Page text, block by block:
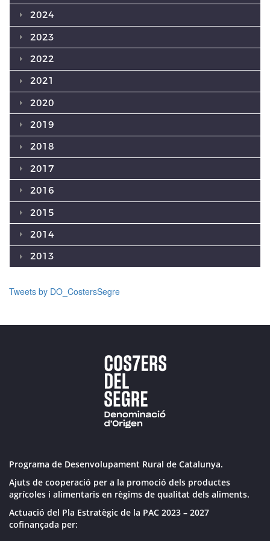
2024
2023
2022
2021
2020
2019
2018
2017
2016
2015
2014
2013
Tweets by DO_CostersSegre
Programa de Desenvolupament Rural de Catalunya.
Ajuts de cooperació per a la promoció dels productes
agrícoles i alimentaris en règims de qualitat dels aliments.
Actuació del Pla Estratègic de la PAC 2023 – 2027
cofinançada per: